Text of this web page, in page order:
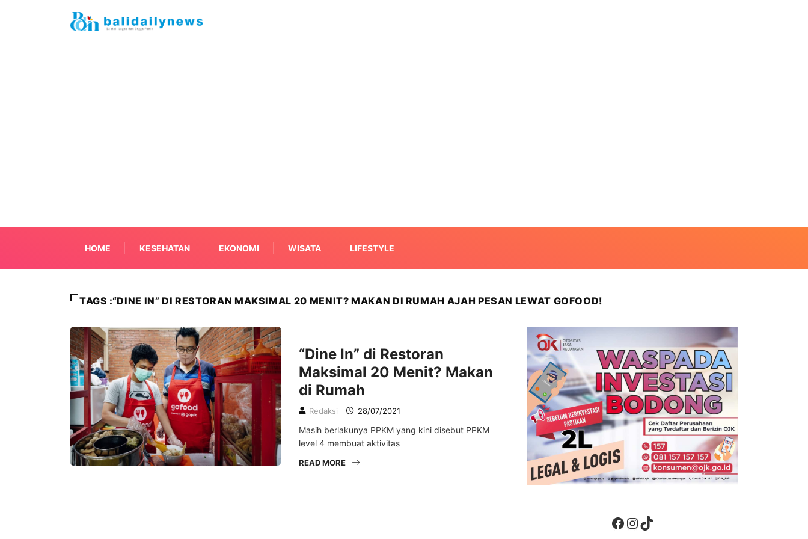
HOME KESEHATAN EKONOMI WISATA LIFESTYLE
TAGS :“DINE IN” DI RESTORAN MAKSIMAL 20 MENIT? MAKAN DI RUMAH AJAH PESAN LEWAT GOFOOD!
“Dine In” di Restoran
Maksimal 20 Menit? Makan
di Rumah
Redaksi 28/07/2021
Masih berlakunya PPKM yang kini disebut PPKM
level 4 membuat aktivitas
READ MORE
Facebook
Instagram
TikTok